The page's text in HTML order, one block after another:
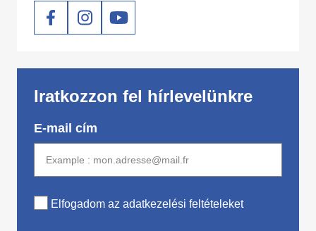
Social
Iratkozzon fel hírlevelünkre
E-mail cím
Elfogadom az adatkezelési feltételeket